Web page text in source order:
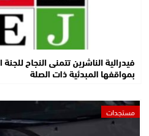
فيدرالية الناشرين تتمنى النجاح
بمواقفها المبدئية ذات الصلة
مستجدات